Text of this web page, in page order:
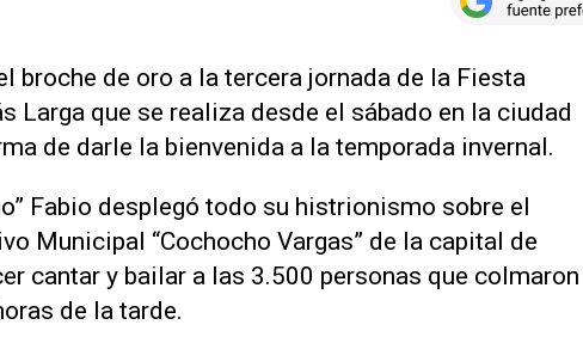
broche de oro a la tercera jornada de la Fiesta
Larga que se realiza desde el sábado en la ciudad
de darle la bienvenida a la temporada invernal.
Fabio desplegó todo su histrionismo sobre el
Municipal “Cochocho Vargas” de la capital de
cantar y bailar a las 3.500 personas que colmaron
de la tarde.